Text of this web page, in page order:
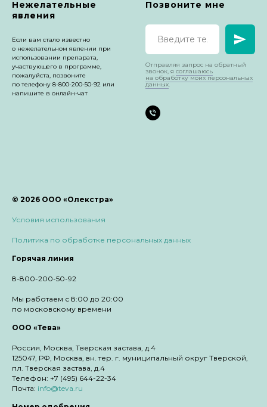
Нежелательные
явления
Если вам стало известно
о нежелательном явлении при
использовании препарата,
участвующего в программе,
пожалуйста, позвоните
по телефону 8-800-200-50-92 или
напишите в онлайн-чат
Позвоните мне
Отправляя запрос на обратный
звонок, я соглашаюсь
на обработку моих персональных
данных.
© 2026 ООО «Олекстра»
Условия использования
Политика по обработке персональных данных
Горячая линия
8-800-200-50-92
Мы работаем с 8:00 до 20:00
по московскому времени
ООО «Тева»
Россия, Москва, Тверская застава, д.4
125047, РФ, Москва, вн. тер. г. муниципальный округ Тверской,
пл. Тверская застава, д.4
Телефон: +7 (495) 644-22-34
Почта: info@teva.ru